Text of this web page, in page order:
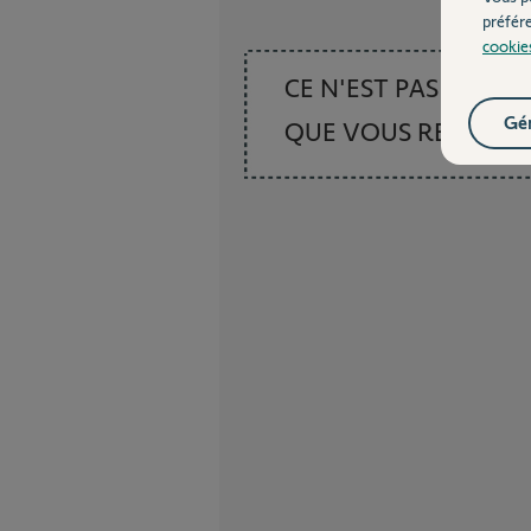
CE N'EST PAS CE
QUE VOUS